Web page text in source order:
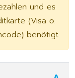
und es
(Visa o.
benötigt.